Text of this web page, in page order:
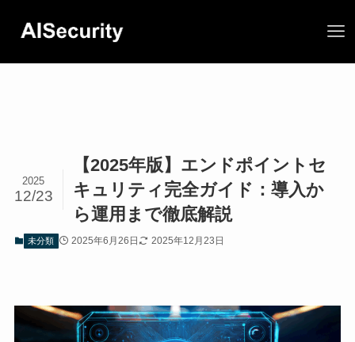
【2025年版】エンドポイントセ
キュリティ完全ガイド：導入か
ら運用まで徹底解説
2025
12/23
未分類 2025年6月26日 2025年12月23日